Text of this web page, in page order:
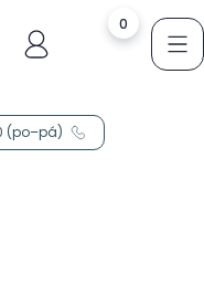
0
(po–pá)